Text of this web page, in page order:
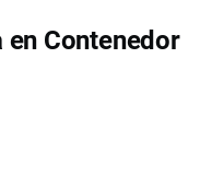
en Contenedor